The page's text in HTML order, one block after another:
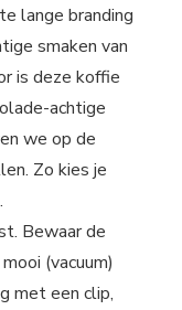
lange branding
smaken van
is deze koffie
achtige
we op de
Zo kies je
Bewaar de
(vacuum)
met een clip,